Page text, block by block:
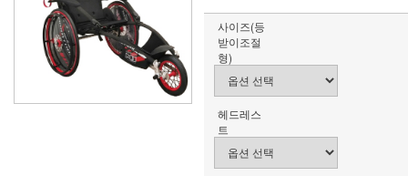
사이즈(등
받이조절
형)
헤드레스
트